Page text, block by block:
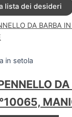
lista dei desideri
in setola